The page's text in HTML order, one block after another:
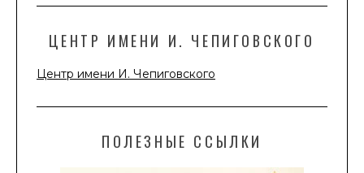
ЦЕНТР ИМЕНИ И. ЧЕПИГОВСКОГО
Центр имени И. Чепиговского
ПОЛЕЗНЫЕ ССЫЛКИ